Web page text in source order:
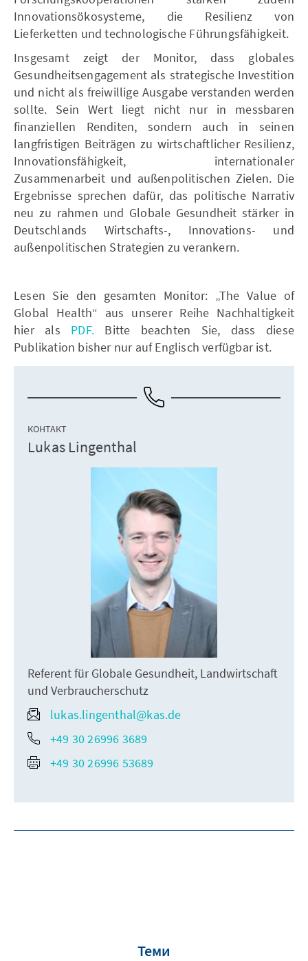
Innovationsökosysteme, die Resilienz von
Lieferketten und technologische Führungsfähigkeit.
Insgesamt zeigt der Monitor, dass globales
Gesundheitsengagement als strategische Investition
und nicht als freiwillige Ausgabe verstanden werden
sollte. Sein Wert liegt nicht nur in messbaren
finanziellen Renditen, sondern auch in seinen
langfristigen Beiträgen zu wirtschaftlicher Resilienz,
Innovationsfähigkeit, internationaler
Zusammenarbeit und außenpolitischen Zielen. Die
Ergebnisse sprechen dafür, das politische Narrativ
neu zu rahmen und Globale Gesundheit stärker in
Deutschlands Wirtschafts-, Innovations- und
außenpolitischen Strategien zu verankern.
Lesen Sie den gesamten Monitor: „The Value of
Global Health“ aus unserer Reihe Nachhaltigkeit
hier als PDF.Bitte beachten Sie, dass diese
Publikation bisher nur auf Englisch verfügbar ist.
КОНТАКТ
Lukas Lingenthal
Referent für Globale Gesundheit, Landwirtschaft
und Verbraucherschutz
lukas.lingenthal@kas.de
+49 30 26996 3689
+49 30 26996 53689
Теми